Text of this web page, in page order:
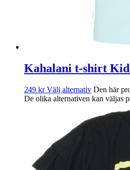
Kahalani t-shirt
249 kr Välj alternativ Den här
De olika alternativen kan väljas